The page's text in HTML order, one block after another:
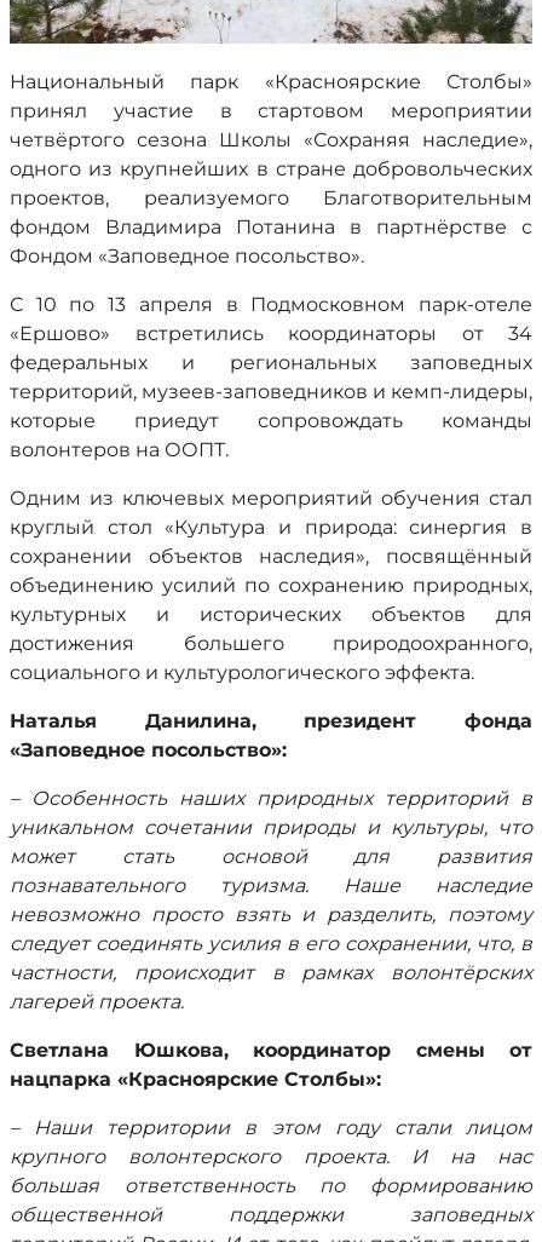
Национальный парк «Красноярские Столбы»
принял участие в стартовом мероприятии
четвёртого сезона Школы «Сохраняя наследие»,
одного из крупнейших в стране добровольческих
проектов, реализуемого Благотворительным
фондом Владимира Потанина в партнёрстве с
Фондом «Заповедное посольство».
С 10 по 13 апреля в Подмосковном парк-отеле
«Ершово» встретились координаторы от 34
федеральных и региональных заповедных
территорий, музеев-заповедников и кемп-лидеры,
которые приедут сопровождать команды
волонтеров на ООПТ.
Одним из ключевых мероприятий обучения стал
круглый стол «Культура и природа: синергия в
сохранении объектов наследия», посвящённый
объединению усилий по сохранению природных,
культурных и исторических объектов для
достижения большего природоохранного,
социального и культурологического эффекта.
Наталья Данилина, президент фонда
«Заповедное посольство»:
– Особенность наших природных территорий в
уникальном сочетании природы и культуры, что
может стать основой для развития
познавательного туризма. Наше наследие
невозможно просто взять и разделить, поэтому
следует соединять усилия в его сохранении, что, в
частности, происходит в рамках волонтёрских
лагерей проекта.
Светлана Юшкова, координатор смены от
нацпарка «Красноярские Столбы»:
– Наши территории в этом году стали лицом
крупного волонтерского проекта. И на нас
большая ответственность по формированию
общественной поддержки заповедных